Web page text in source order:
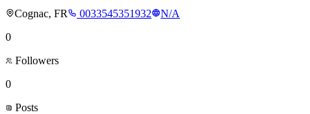
Cognac, FR
0033545351932
N/A
0
Followers
0
Posts